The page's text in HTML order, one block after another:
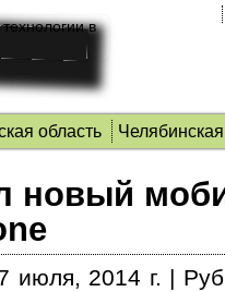
область
новый
июля, 2014 г. |